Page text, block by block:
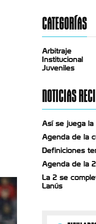
CATEGORÍAS
Arbitraje
Institucional
Juveniles
NOTICIAS
Así se juega la
Agenda de la
Definiciones
Agenda de la
La 2 se
Lanús